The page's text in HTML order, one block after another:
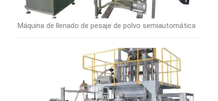
Máquina de llenado de pesaje de polvo semiautomática